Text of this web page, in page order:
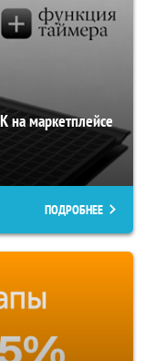
на маркетплейсе
ПОДРОБНЕЕ